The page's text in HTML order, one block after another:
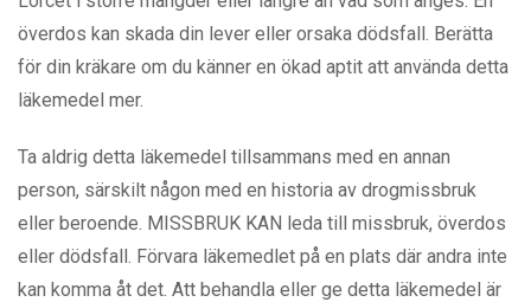
överdos kan skada din lever eller orsaka dödsfall. Berätta
för din kräkare om du känner en ökad aptit att använda detta
läkemedel mer.
Ta aldrig detta läkemedel tillsammans med en annan
person, särskilt någon med en historia av drogmissbruk
eller beroende. MISSBRUK KAN leda till missbruk, överdos
eller dödsfall. Förvara läkemedlet på en plats där andra inte
kan komma åt det. Att behandla eller ge detta läkemedel är